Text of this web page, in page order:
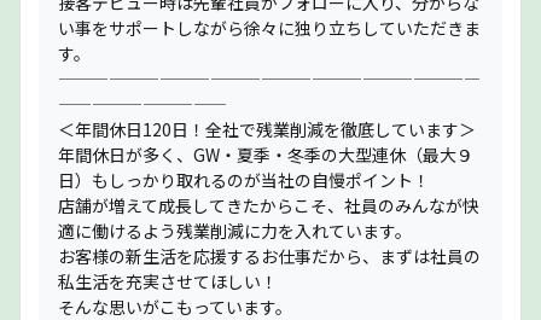
い事をサポートしながら徐々に独り立ちしていただきま
す。
—————————————————————————
——————————
＜年間休日120日！全社で残業削減を徹底しています＞
年間休日が多く、GW・夏季・冬季の大型連休（最大９
日）もしっかり取れるのが当社の自慢ポイント！
店舗が増えて成長してきたからこそ、社員のみんなが快
適に働けるよう残業削減に力を入れています。
お客様の新生活を応援するお仕事だから、まずは社員の
私生活を充実させてほしい！
そんな思いがこもっています。